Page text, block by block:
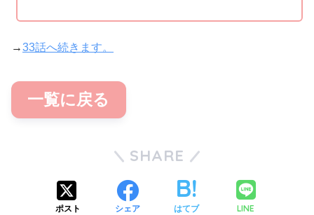
→33話へ続きます。
一覧に戻る
SHARE
ポスト シェア はてブ LINE